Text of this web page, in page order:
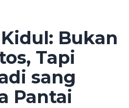
Bukan
Tapi
sang
Pantai